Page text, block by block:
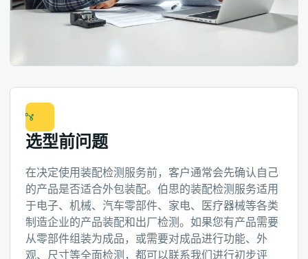
选型前问题
在决定使用装配检测服务前，客户通常会先确认自己
的产品是否适合外包装配。伯思的装配检测服务适用
于电子、机械、汽车零部件、家电、医疗器械等各类
制造企业的产品装配和出厂检测。如果您有产品需要
从零部件组装为成品，或需要对成品进行功能、外
观、尺寸等全面检测，都可以联系我们进行初步评